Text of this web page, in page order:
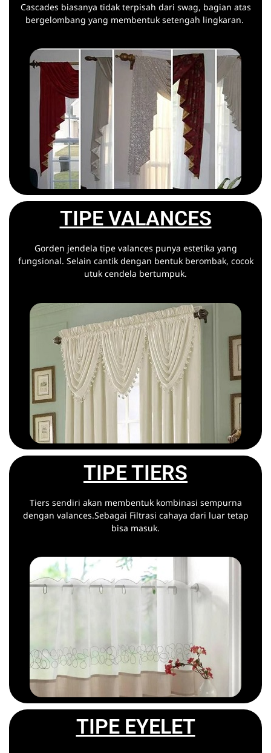
Cascades biasanya tidak terpisah dari swag, bagian atas
bergelombang yang membentuk setengah lingkaran.
TIPE VALANCES
Gorden jendela tipe valances punya estetika yang
fungsional. Selain cantik dengan bentuk berombak, cocok
utuk cendela bertumpuk.
TIPE TIERS
Tiers sendiri akan membentuk kombinasi sempurna
dengan valances.Sebagai Filtrasi cahaya dari luar tetap
bisa masuk.
TIPE EYELET